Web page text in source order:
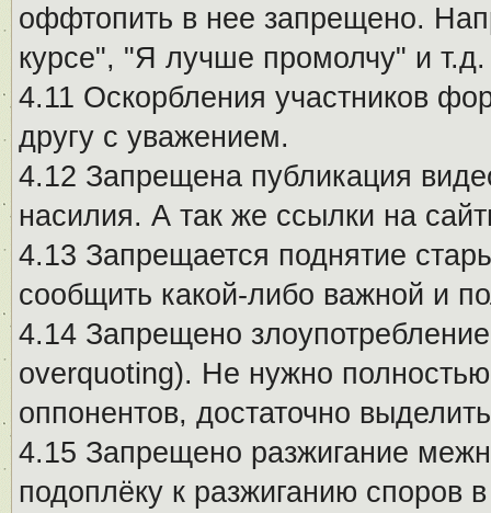
оффтопить в нее запрещено.
курсе", "Я лучше промолчу" и
4.11 Оскорбления участников
другу с уважением.
4.12 Запрещена публикация
насилия. А так же ссылки на
4.13 Запрещается поднятие
сообщить какой-либо важной и
4.14 Запрещено
overquoting). Не нужно
оппонентов, достаточно
4.15 Запрещено разжигание
подоплёку к разжиганию споров